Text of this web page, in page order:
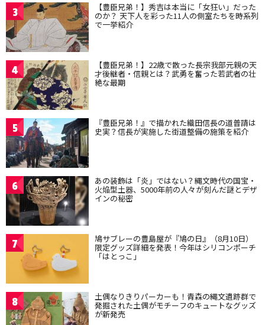
3 【豊臣兄弟！】秀吉は本当に「女狂い」だった
のか？ 天下人を彩った11人の側室たちを時系列
で一挙紹介
4 【豊臣兄弟！】22歳で散った長宗我部元親の天
才後継者・信親とは？武勇を奮った若武者の壮
絶な最期
5 『豊臣兄弟！』で描かれた織田信長の道普請は
史実？信長が実施した街道整備の施策を紹介
6 あの装飾は「炎」ではない？縄文時代の国宝・
火焔型土器、5000年前の人々が刻んだ謎とデザ
インの秘密
7 鳩サブレーの豊島屋が『鳩の日』（8月10日）
限定グッズ詳細を発表！今年はシリコンポーチ
「はとっこ」
8 土偶なりきりパーカーも！青森の縄文遺跡群で
発掘された土偶がモチーフのキュートなグッズ
が新発売